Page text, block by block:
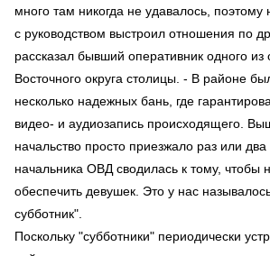
много там никогда не удавалось,
с руководством выстроил отношения по
рассказал бывший оперативник одного
Восточного округа столицы. - В районе
несколько надежных бань, где
видео- и аудиозапись происходящего.
начальство просто приезжало раз или
начальника ОВД сводилась к тому, чтобы
обеспечить девушек. Это у нас
субботник".
Поскольку "субботники" периодически